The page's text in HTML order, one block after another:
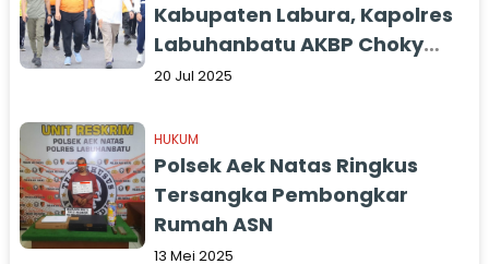
Kabupaten Labura, Kapolres
Labuhanbatu AKBP Choky
Ikut Jalan Santai
20 Jul 2025
HUKUM
Polsek Aek Natas Ringkus
Tersangka Pembongkar
Rumah ASN
13 Mei 2025